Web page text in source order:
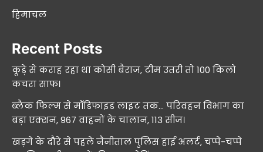
हिमाचल
Recent Posts
कूड़े से कराह रहा था कोसी बैराज, टीम उतरी तो 100 किलो
कचरा साफ।
ब्लैक फिल्म से मॉडिफाइड लाइट तक… परिवहन विभाग का
बड़ा एक्शन, 967 वाहनों के चालान, 113 सीज।
खड़गे के दौरे से पहले नैनीताल पुलिस हाई अलर्ट, चप्पे-चप्पे